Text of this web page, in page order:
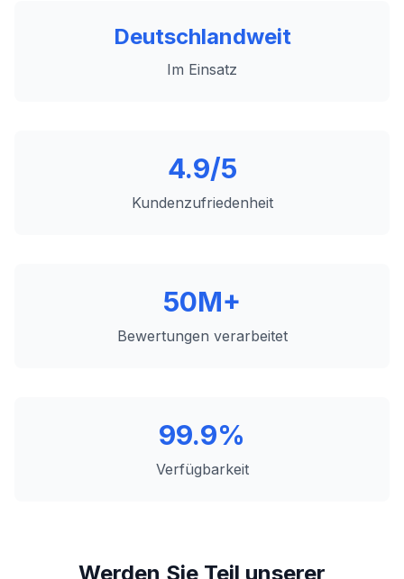
Deutschlandweit
Im Einsatz
4.9/5
Kundenzufriedenheit
50M+
Bewertungen verarbeitet
99.9%
Verfügbarkeit
Werden Sie Teil unserer